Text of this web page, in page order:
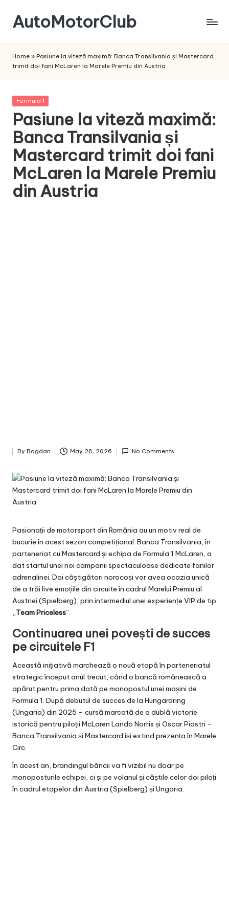
Skip
content
AutoMotorClub
masini
de
masini
Home » Pasiune la viteză maximă: Banca Transilvania și Mastercard
trimit doi fani McLaren la Marele Premiu din Austria
Posted
Formula 1
Pasiune la viteză maximă:
Banca Transilvania și
Mastercard trimit doi fani
McLaren la Marele Premiu
din Austria
Posted
By Bogdan May 28, 2026 No Comments
Pasionații de motorsport din România au un motiv real de
bucurie în acest sezon competițional. Banca Transilvania, în
parteneriat cu Mastercard și echipa de Formula 1 McLaren, a
dat startul unei noi campanii spectaculoase dedicate fanilor
adrenalinei. Doi câștigători norocoși vor avea ocazia unică
de a trăi live emoțiile din circuite în cadrul Marelui Premiu al
Austriei (Spielberg), prin intermediul unei experiențe VIP de tip
„Team Priceless”.
Continuarea unei povești de succes
pe circuitele F1
Această inițiativă marchează o nouă etapă în parteneriatul
strategic început anul trecut, când o bancă românească a
apărut pentru prima dată pe monopostul unei mașini de
Formula 1. După debutul de succes de la Hungaroring
(Ungaria) din 2025 – cursă marcată de o dublă victorie
istorică pentru piloții McLaren Lando Norris și Oscar Piastri –
Banca Transilvania și Mastercard își extind prezența în Marele
Circ.
În acest an, brandingul băncii va fi vizibil nu doar pe
monoposturile echipei, ci și pe volanul și căștile celor doi piloți
în cadrul etapelor din Austria (Spielberg) și Ungaria.